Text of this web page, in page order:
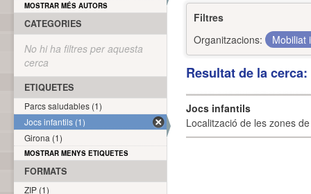
Filtres
Organitzacions:
Mobiliat
Resultat de la
Jocs infantils
Localització de les zones
MOSTRAR MÉS AUTORS
CATEGORIES
No hi ha filtres per aquesta
cerca
ETIQUETES
Parcs saludables (1)
Jocs infantils (1)
Girona (1)
MOSTRAR MENYS ETIQUETES
FORMATS
ZIP (1)